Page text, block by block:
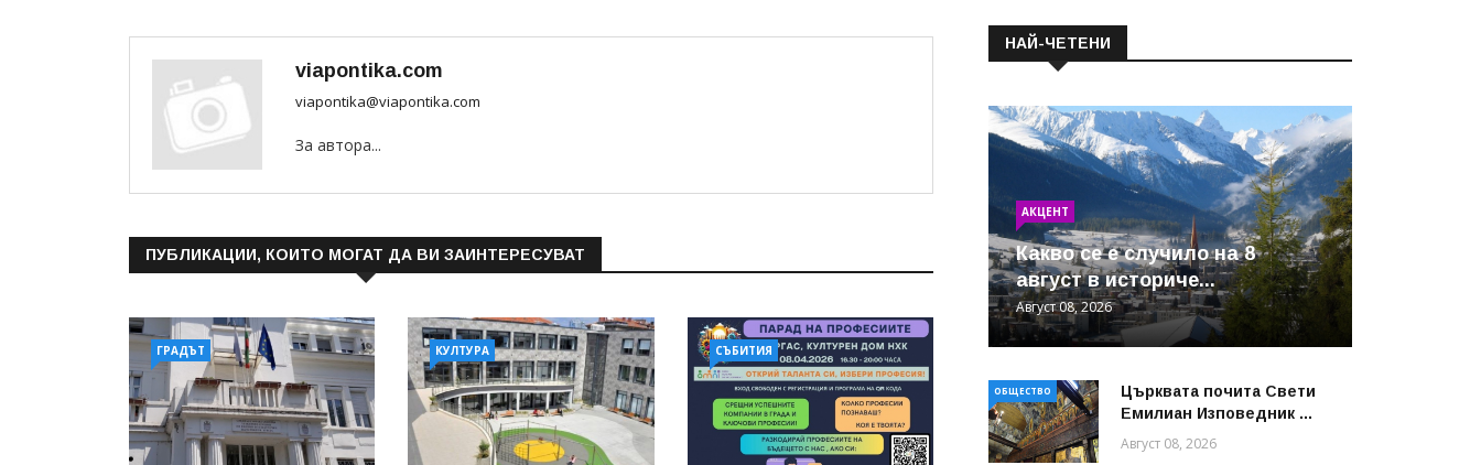
viapontika.com
viapontika@viapontika.com
За автора...
ПУБЛИКАЦИИ, КОИТО МОГАТ ДА ВИ ЗАИНТЕРЕСУВАТ
ГРАДЪТ КУЛТУРА СЪБИТИЯ
НАЙ-ЧЕТЕНИ
АКЦЕНТ
Какво се е случило на 8
август в историче...
Август 08, 2026
ОБЩЕСТВО
Църквата почита Свeти
Емилиан Изповедник ...
Август 08, 2026